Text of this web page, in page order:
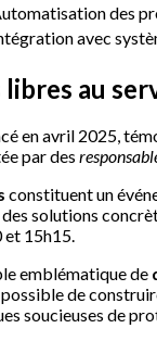
des
avec
au
en avril 2025,
par des
constituent un
solutions
et 15h15.
emblématique de
de
soucieuses de